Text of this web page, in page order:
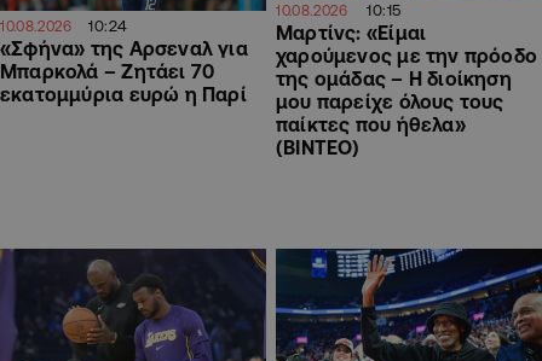
10.08.2026 10:24
«Σφήνα» της Αρσεναλ για
Μπαρκολά – Ζητάει 70
εκατομμύρια ευρώ η Παρί
10.08.2026 10:15
Μαρτίνς: «Είμαι
χαρούμενος με την πρόοδο
της ομάδας – Η διοίκηση
μου παρείχε όλους τους
παίκτες που ήθελα»
(ΒΙΝΤΕΟ)